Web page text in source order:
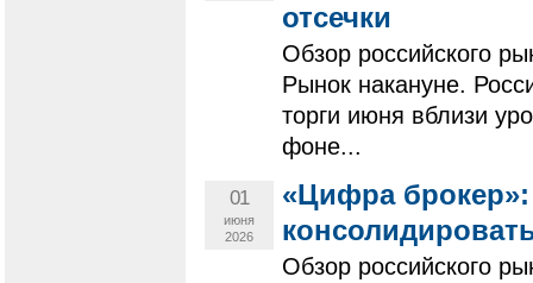
отсечки
Обзор российского
Рынок накануне.
торги июня вблизи
фоне...
01
июня
2026
«Цифра
Обзор российского